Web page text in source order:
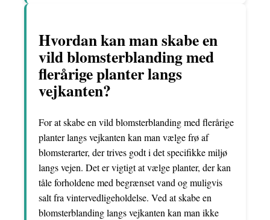
Hvordan kan man skabe en
vild blomsterblanding med
flerårige planter langs
vejkanten?
For at skabe en vild blomsterblanding med flerårige
planter langs vejkanten kan man vælge frø af
blomsterarter, der trives godt i det specifikke miljø
langs vejen. Det er vigtigt at vælge planter, der kan
tåle forholdene med begrænset vand og muligvis
salt fra vintervedligeholdelse. Ved at skabe en
blomsterblanding langs vejkanten kan man ikke